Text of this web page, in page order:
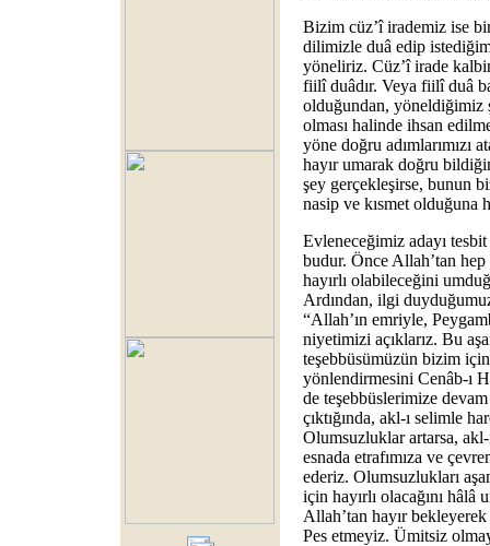
Bizim cüz’î irademiz ise
dilimizle duâ edip
yöneliriz. Cüz’î irade
fiilî duâdır. Veya fiilî duâ
olduğundan, yöneldiğimiz
olması halinde ihsan
yöne doğru adımlarımızı
hayır umarak doğru
şey gerçekleşirse, bunun
nasip ve kısmet olduğuna
Evleneceğimiz adayı
budur. Önce Allah’tan hep
hayırlı olabileceğini
Ardından, ilgi
“Allah’ın emriyle,
niyetimizi açıklarız. Bu
teşebbüsümüzün bizim için
yönlendirmesini Cenâb-ı
de teşebbüslerimize
çıktığında, akl-ı selimle
Olumsuzluklar artarsa,
esnada etrafımıza ve
ederiz. Olumsuzlukları
için hayırlı olacağını hâlâ
Allah’tan hayır
Pes etmeyiz. Ümitsiz